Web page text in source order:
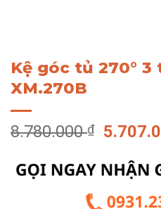
Kệ góc tủ 270° 3
XM.270B
8.780.000₫
Giá
là: